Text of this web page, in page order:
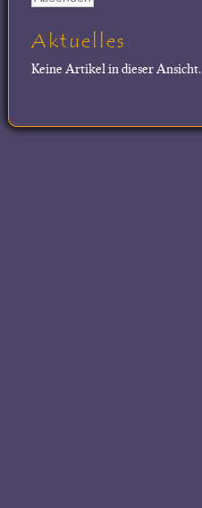
Aktuelles
Keine Artikel in dieser Ansicht.